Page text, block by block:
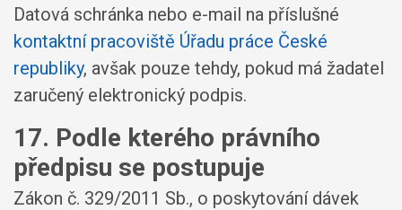
Datová schránka nebo e-mail na příslušné
kontaktní pracoviště Úřadu práce České
republiky, avšak pouze tehdy, pokud má žadatel
zaručený elektronický podpis.
17. Podle kterého právního
předpisu se postupuje
Zákon č. 329/2011 Sb., o poskytování dávek